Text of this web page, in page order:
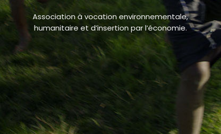
Association à vocation environnementale,
humanitaire et d’insertion par l’économie.